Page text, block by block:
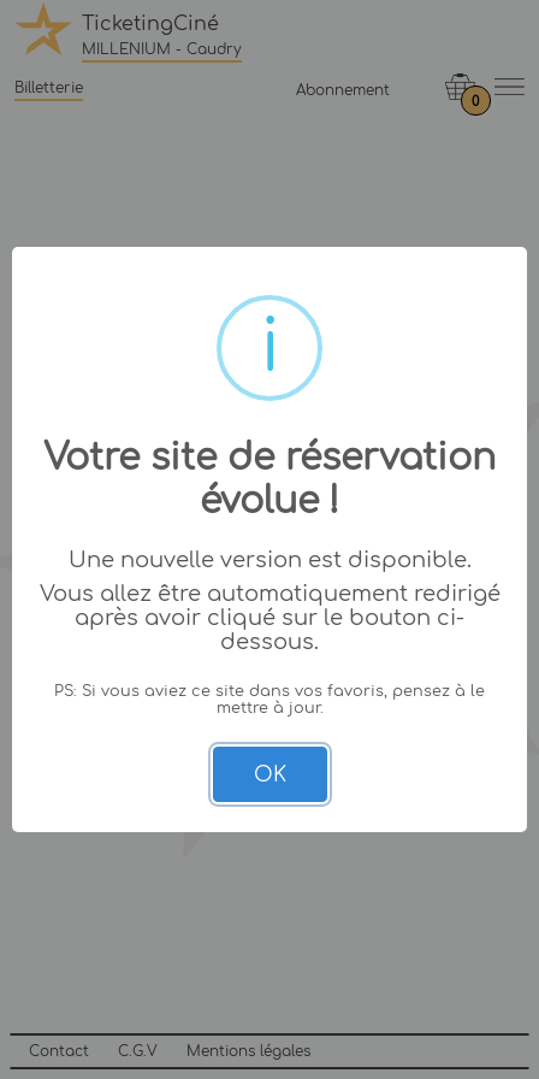
TicketingCiné
MILLENIUM - Caudry
Billetterie Abonnement
0
Contact C.G.V Mentions légales
Votre site de réservation
évolue !
Une nouvelle version est disponible.
Vous allez être automatiquement redirigé
après avoir cliqué sur le bouton ci-
dessous.
PS: Si vous aviez ce site dans vos favoris, pensez à le
mettre à jour.
OK